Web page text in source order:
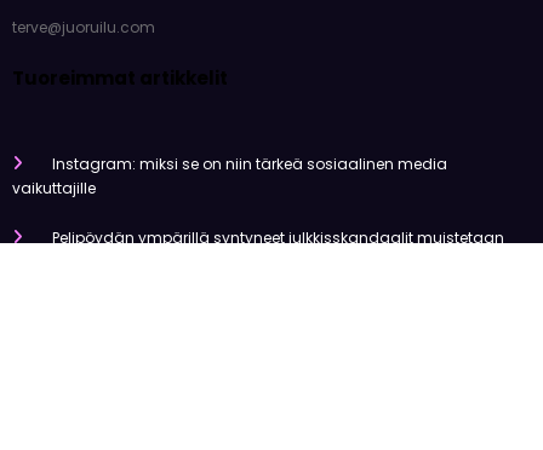
terve@juoruilu.com
Tuoreimmat artikkelit
Instagram: miksi se on niin tärkeä sosiaalinen media
vaikuttajille
Pelipöydän ympärillä syntyneet julkkisskandaalit muistetaan